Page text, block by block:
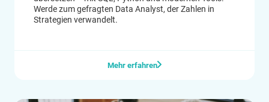
Werde zum gefragten Data Analyst, der Zahlen in
Strategien verwandelt.
Mehr erfahren